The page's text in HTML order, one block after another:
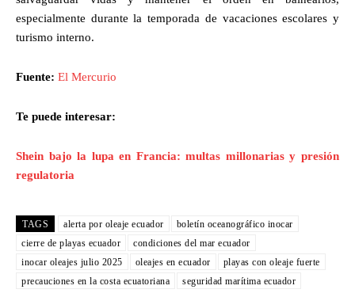
especialmente durante la temporada de vacaciones escolares y
turismo interno.
Fuente: El Mercurio
Te puede interesar:
Shein bajo la lupa en Francia: multas millonarias y presión
regulatoria
TAGS alerta por oleaje ecuador
boletín oceanográfico inocar
cierre de playas ecuador
condiciones del mar ecuador
inocar oleajes julio 2025
oleajes en ecuador
playas con oleaje fuerte
precauciones en la costa ecuatoriana
seguridad marítima ecuador